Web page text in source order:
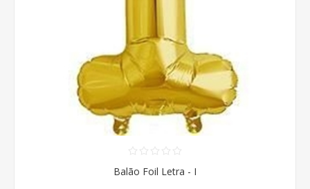
Balão Foil Letra - I